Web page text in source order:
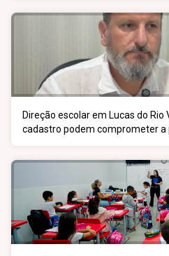
Direção escolar em Lucas do Rio
cadastro podem comprometer a